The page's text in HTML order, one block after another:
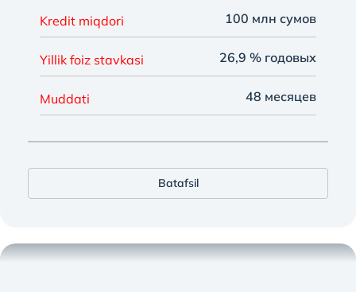
Kredit miqdori 100 млн сумов
Yillik foiz stavkasi 26,9 % годовых
Muddati 48 месяцев
Batafsil